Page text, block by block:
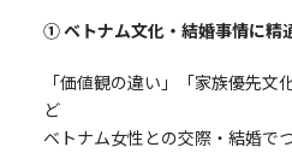
① ベトナム文化・結婚事情に精
「価値観の違い」「家族優先文
ど
ベトナム女性との交際・結婚で